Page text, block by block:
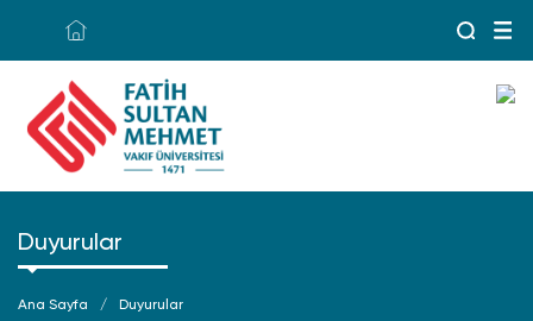
Duyurular
Ana Sayfa Duyurular